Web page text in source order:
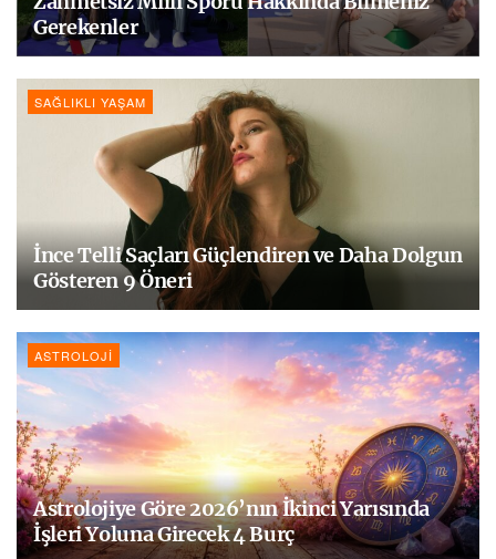
Gerekenler
SAĞLIKLI YAŞAM
İnce Telli Saçları Güçlendiren ve Daha Dolgun
Gösteren 9 Öneri
ASTROLOJI
Astrolojiye Göre 2026’nın İkinci Yarısında
İşleri Yoluna Girecek 4 Burç